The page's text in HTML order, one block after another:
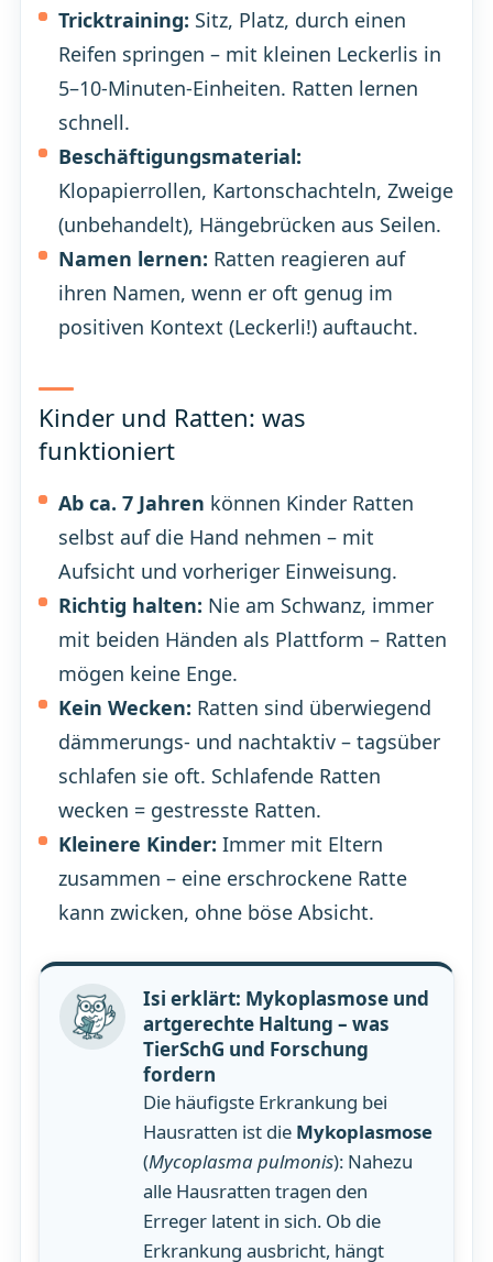
Tricktraining: Sitz, Platz, durch einen
Reifen springen – mit kleinen Leckerlis in
5–10-Minuten-Einheiten. Ratten lernen
schnell.
Beschäftigungsmaterial:
Klopapierrollen, Kartonschachteln, Zweige
(unbehandelt), Hängebrücken aus Seilen.
Namen lernen: Ratten reagieren auf
ihren Namen, wenn er oft genug im
positiven Kontext (Leckerli!) auftaucht.
Kinder und Ratten: was
funktioniert
Ab ca. 7 Jahren können Kinder Ratten
selbst auf die Hand nehmen – mit
Aufsicht und vorheriger Einweisung.
Richtig halten: Nie am Schwanz, immer
mit beiden Händen als Plattform – Ratten
mögen keine Enge.
Kein Wecken: Ratten sind überwiegend
dämmerungs- und nachtaktiv – tagsüber
schlafen sie oft. Schlafende Ratten
wecken = gestresste Ratten.
Kleinere Kinder: Immer mit Eltern
zusammen – eine erschrockene Ratte
kann zwicken, ohne böse Absicht.
Isi erklärt: Mykoplasmose und
artgerechte Haltung – was
TierSchG und Forschung
fordern
Die häufigste Erkrankung bei
Hausratten ist die Mykoplasmose
(Mycoplasma pulmonis): Nahezu
alle Hausratten tragen den
Erreger latent in sich. Ob die
Erkrankung ausbricht, hängt